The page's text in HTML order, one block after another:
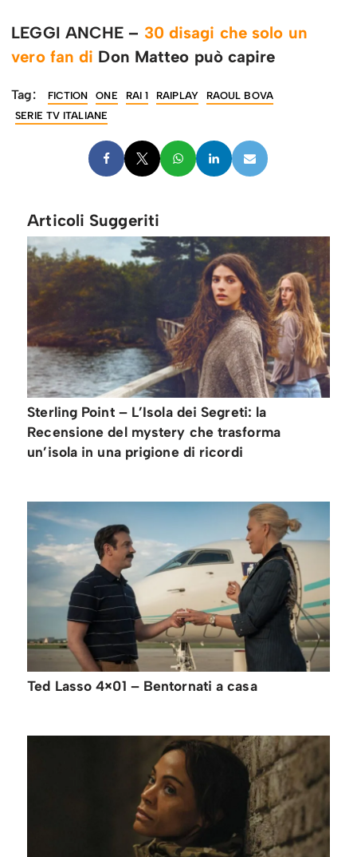
LEGGI ANCHE – 30 disagi che solo un
vero fan di Don Matteo può capire
Tag: FICTION ONE RAI 1 RAIPLAY
RAOUL BOVA
SERIE TV ITALIANE
Articoli Suggeriti
Sterling Point – L’Isola dei Segreti: la
Recensione del mystery che trasforma
un’isola in una prigione di ricordi
Ted Lasso 4×01 – Bentornati a casa